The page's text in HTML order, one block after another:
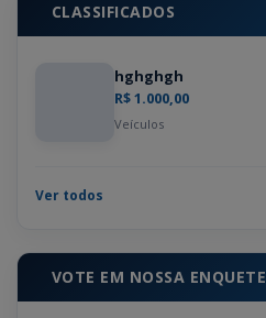
CLASSIFICADOS
hghghgh
R$ 1.000,00
Veículos
Ver todos
VOTE EM NOSSA ENQUETE